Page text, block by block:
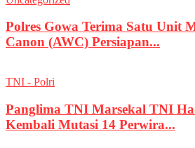
Polres Gowa Terima Satu Unit
Canon (AWC) Persiapan...
TNI - Polri
Panglima TNI Marsekal TNI
Kembali Mutasi 14 Perwira...